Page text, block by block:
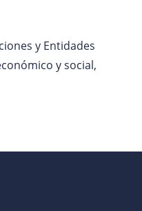
y Entidades
y social,